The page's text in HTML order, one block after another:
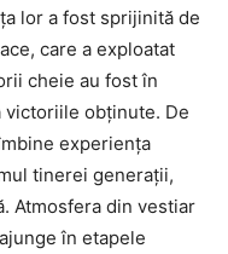
lor a fost sprijinită de
care a exploatat
cheie au fost în
victoriile obținute. De
experiența
tinerei generații,
Atmosfera din vestiar
în etapele